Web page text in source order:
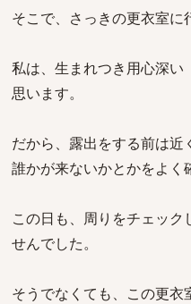
そこで、さっきの更衣室に
私は、生まれつき用心深い
思います。
だから、露出をする前は近
誰かが来ないかとかをよく
この日も、周りをチェック
せんでした。
そうでなくても、この更